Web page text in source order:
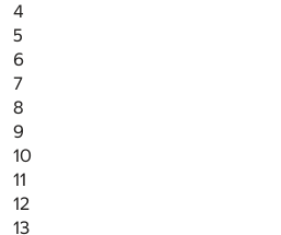
4
5
6
7
8
9
10
11
12
13